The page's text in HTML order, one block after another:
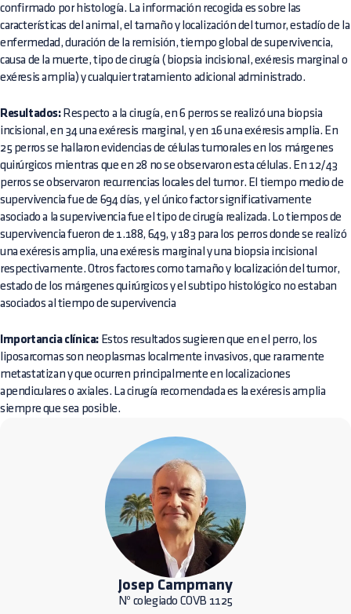
confirmado por histología. La información recogida es sobre las
características del animal, el tamaño y localización del tumor, estadío de la
enfermedad, duración de la remisión, tiempo global de supervivencia,
causa de la muerte, tipo de cirugía ( biopsia incisional, exéresis marginal o
exéresis amplia) y cualquier tratamiento adicional administrado.
Resultados:Respecto a la cirugía, en 6 perros se realizó una biopsia
incisional, en 34 una exéresis marginal, y en 16 una exéresis amplia. En
25 perros se hallaron evidencias de células tumorales en los márgenes
quirúrgicos mientras que en 28 no se observaron esta células. En 12/43
perros se observaron recurrencias locales del tumor. El tiempo medio de
supervivencia fue de 694 días, y el único factor significativamente
asociado a la supervivencia fue el tipo de cirugía realizada. Lo tiempos de
supervivencia fueron de 1.188, 649, y 183 para los perros donde se realizó
una exéresis amplia, una exéresis marginal y una biopsia incisional
respectivamente. Otros factores como tamaño y localización del tumor,
estado de los márgenes quirúrgicos y el subtipo histológico no estaban
asociados al tiempo de supervivencia
Importancia clínica: Estos resultados sugieren que en el perro, los
liposarcomas son neoplasmas localmente invasivos, que raramente
metastatizan y que ocurren principalmente en localizaciones
apendiculares o axiales. La cirugía recomendada es la exéresis amplia
siempre que sea posible.
Josep Campmany
Nº colegiado COVB 1125